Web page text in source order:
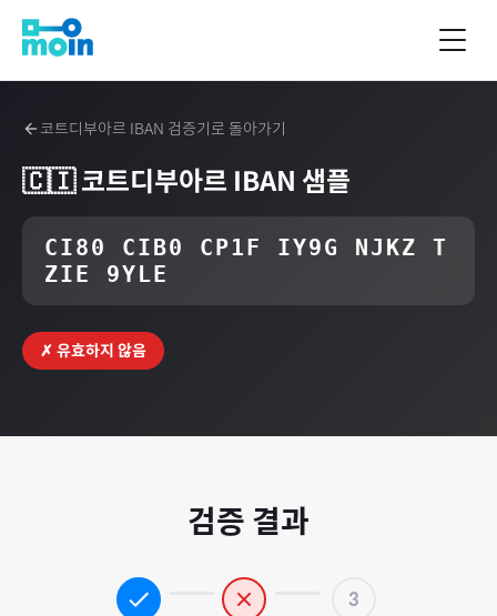
코트디부아르 IBAN 검증기로 돌아가기
🇨🇮 코트디부아르 IBAN 샘플
CI80 CIB0 CP1F IY9G NJKZ T
ZIE 9YLE
✗ 유효하지 않음
검증 결과
3